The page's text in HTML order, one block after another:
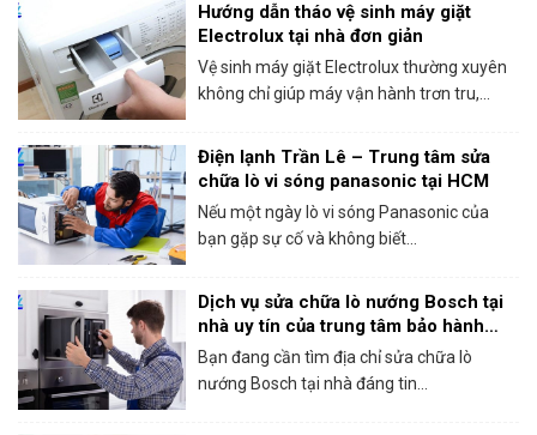
Hướng dẫn tháo vệ sinh máy giặt
Electrolux tại nhà đơn giản
Vệ sinh máy giặt Electrolux thường xuyên
không chỉ giúp máy vận hành trơn tru,...
Điện lạnh Trần Lê – Trung tâm sửa
chữa lò vi sóng panasonic tại HCM
Nếu một ngày lò vi sóng Panasonic của
bạn gặp sự cố và không biết...
Dịch vụ sửa chữa lò nướng Bosch tại
nhà uy tín của trung tâm bảo hành
Bosch tại HCM
Bạn đang cần tìm địa chỉ sửa chữa lò
nướng Bosch tại nhà đáng tin...